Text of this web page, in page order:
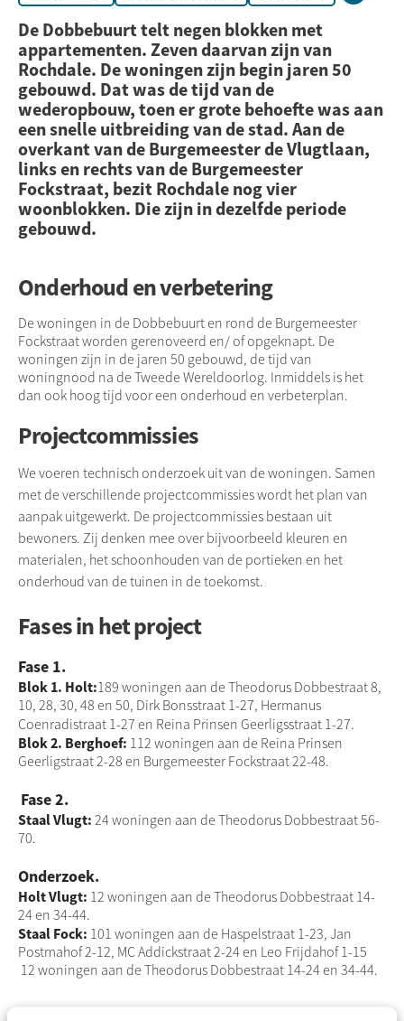
De Dobbebuurt telt negen blokken met
appartementen. Zeven daarvan zijn van
Rochdale. De woningen zijn begin jaren 50
gebouwd. Dat was de tijd van de
wederopbouw, toen er grote behoefte was aan
een snelle uitbreiding van de stad. Aan de
overkant van de Burgemeester de Vlugtlaan,
links en rechts van de Burgemeester
Fockstraat, bezit Rochdale nog vier
woonblokken. Die zijn in dezelfde periode
gebouwd.
Onderhoud en verbetering
De woningen in de Dobbebuurt en rond de Burgemeester
Fockstraat worden gerenoveerd en/ of opgeknapt. De
woningen zijn in de jaren 50 gebouwd, de tijd van
woningnood na de Tweede Wereldoorlog. Inmiddels is het
dan ook hoog tijd voor een onderhoud en verbeterplan.
Projectcommissies
We voeren technisch onderzoek uit van de woningen. Samen
met de verschillende projectcommissies wordt het plan van
aanpak uitgewerkt. De projectcommissies bestaan uit
bewoners. Zij denken mee over bijvoorbeeld kleuren en
materialen, het schoonhouden van de portieken en het
onderhoud van de tuinen in de toekomst.
Fases in het project
Fase 1.
Blok 1. Holt:189 woningen aan de Theodorus Dobbestraat 8,
10, 28, 30, 48 en 50, Dirk Bonsstraat 1-27, Hermanus
Coenradistraat 1-27 en Reina Prinsen Geerligsstraat 1-27.
Blok 2. Berghoef: 112 woningen aan de Reina Prinsen
Geerligstraat 2-28 en Burgemeester Fockstraat 22-48.
Fase 2.
Staal Vlugt: 24 woningen aan de Theodorus Dobbestraat 56-
70.
Onderzoek.
Holt Vlugt: 12 woningen aan de Theodorus Dobbestraat 14-
24 en 34-44.
Staal Fock: 101 woningen aan de Haspelstraat 1-23, Jan
Postmahof 2-12, MC Addickstraat 2-24 en Leo Frijdahof 1-15
12 woningen aan de Theodorus Dobbestraat 14-24 en 34-44.